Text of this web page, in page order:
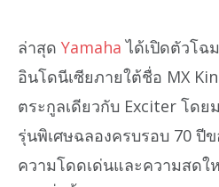
ล่าสุด Yamahaได้เปิดตัวโฉ
อินโดนีเซียภายใต้ชื่อ MX
ตระกูลเดียวกับ Exciter โด
รุ่นพิเศษฉลองครบรอบ 70 ปี
ความโดดเด่นและความสดใ